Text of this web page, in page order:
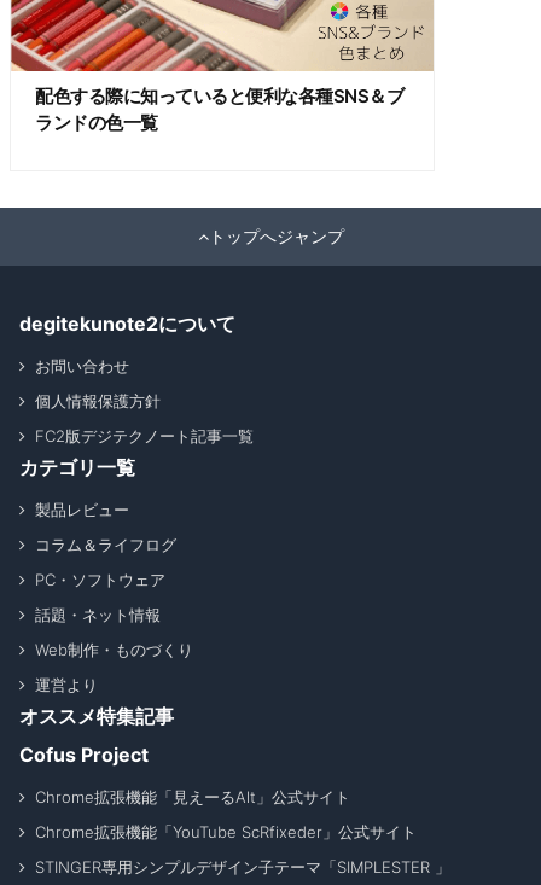
配色する際に知っていると便利な各種SNS＆ブ
ランドの色一覧
トップへジャンプ
degitekunote2について
お問い合わせ
個人情報保護方針
FC2版デジテクノート記事一覧
カテゴリ一覧
製品レビュー
コラム＆ライフログ
PC・ソフトウェア
話題・ネット情報
Web制作・ものづくり
運営より
オススメ特集記事
Cofus Project
Chrome拡張機能「見えーるAlt」公式サイト
Chrome拡張機能「YouTube ScRfixeder」公式サイト
STINGER専用シンプルデザイン子テーマ「SIMPLESTER 」